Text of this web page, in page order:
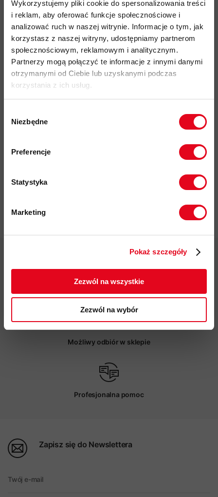
Wykorzystujemy pliki cookie do spersonalizowania treści
i reklam, aby oferować funkcje społecznościowe i
analizować ruch w naszej witrynie. Informacje o tym, jak
korzystasz z naszej witryny, udostępniamy partnerom
społecznościowym, reklamowym i analitycznym.
Partnerzy mogą połączyć te informacje z innymi danymi
otrzymanymi od Ciebie lub uzyskanymi podczas
korzystania z ich usług.
zgody
Niezbędne
Preferencje
Statystyka
Marketing
Pokaż szczegóły
Zezwól na wszystkie
Zezwól na wybór
użytkowanie Miejskie
funkcjonalna koszulka o charakterze multi-sportowym
miękki, wygodny i lekko elastyczny materiał wykonany w
100% z ekologicznej bawełny
organiczna bawełna certyfikowana standardem Global
Organic Textile Standard (GOTS)do przetwarzania
tekstyliów z ekologicznych włókien naturalnych, uprawiana
bez pestycydów, herbicydów i GMO
sezonowy nadruk na piersi oraz plecach z unikatowym,
przyjazność środowiskowa: Organic Cotton, Fair Wear
Więcej o produkcie
Specyfikacja
Możliwy odbiór w sklepie
Profesjonalna pomoc
Zapisz się do Newslettera
Twój e-mail
zgodnie z Polityką prywatności.